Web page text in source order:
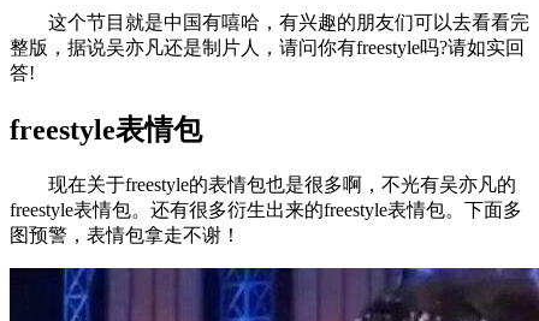
这个节目就是中国有嘻哈，有兴趣的朋友们可以去看看完
整版，据说吴亦凡还是制片人，请问你有freestyle吗?请如实回
答!
freestyle表情包
现在关于freestyle的表情包也是很多啊，不光有吴亦凡的
freestyle表情包。还有很多衍生出来的freestyle表情包。下面多
图预警，表情包拿走不谢！